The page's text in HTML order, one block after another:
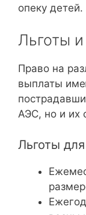
опеку детей.
Льготы
Право на
выплаты
АЭС, но и их
Льготы